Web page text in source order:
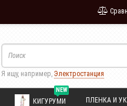
Я ищу, например, Электростанция
NEW
КИГУРУМИ ПЛЕНКА И